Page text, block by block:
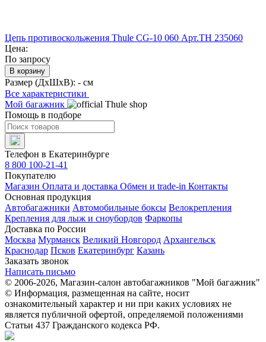
Цепь противоскольжения Thule CG-10 060 Арт.TH 235060
Цена:
По запросу
В корзину
Размер (ДхШхВ): - см
Все характеристики
Мой багажник
Помощь в подборе
Телефон в Екатеринбурге
8 800 100-21-41
Покупателю
Магазин Оплата и доставка Обмен и trade-in Контакты
Основная продукция
Автобагажники Автомобильные боксы Велокрепления
Крепления для лыж и сноубордов Фаркопы
Доставка по России
Москва Мурманск Великий Новгород Архангельск
Краснодар Псков Екатеринбург Казань
Заказать звонок
Написать письмо
© 2006-2026, Магазин-салон автобагажников "Мой багажник"
© Информация, размещенная на сайте, носит
ознакомительный характер и ни при каких условиях не
является публичной офертой, определяемой положениями
Статьи 437 Гражданского кодекса РФ.